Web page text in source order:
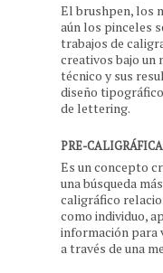
El brushpen, los
aún los pinceles
trabajos de
creativos bajo un
técnico y sus
diseño
de lettering.
PRE-
Es un concepto
una búsqueda
caligráfico
como individuo,
información para
a través de una